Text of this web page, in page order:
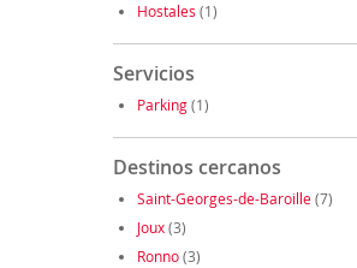
Hostales (1)
Servicios
Parking(1)
Destinos cercanos
Saint-Georges-de-Baroille(7)
Joux(3)
Ronno(3)